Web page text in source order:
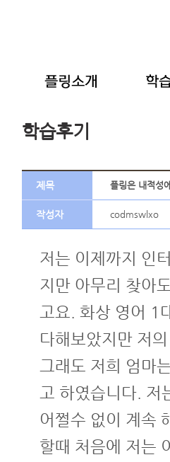
학습후기
제목 플링은 내적성
작성자 codmswlxo
저는 이제까지 인
지만 아무리 찾아
고요. 화상 영어 1
다해보았지만 저
그래도 저희 엄마
고 하였습니다. 저
어쩔수 없이 계속
할때 처음에 저는